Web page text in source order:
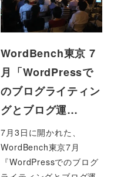
WordBench東京 7
月「WordPressで
のブログライティン
グとブログ運…
7月3日に開かれた、
WordBench東京7月
『WordPressでのブログ